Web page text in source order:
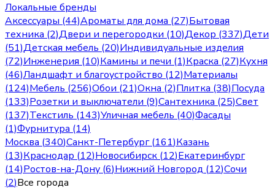
Локальные бренды
Аксессуары (44)Ароматы для дома (27)Бытовая
техника (2)Двери и перегородки (10)Декор (337)Дети
(51)Детская мебель (20)Индивидуальные изделия
(72)Инженерия (10)Камины и печи (1)Краска (27)Кухня
(46)Ландшафт и благоустройство (12)Материалы
(124)Мебель (256)Обои (21)Окна (2)Плитка (38)Посуда
(133)Розетки и выключатели (9)Сантехника (25)Свет
(137)Текстиль (143)Уличная мебель (40)Фасады
(1)Фурнитура (14)
Москва (340)Санкт-Петербург(161)Казань
(13)Краснодар (12)Новосибирск (12)Екатеринбург
(14)Ростов-на-Дону (6)Нижний Новгород (12)Сочи
(2)Все города